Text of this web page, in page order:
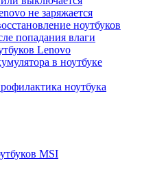
не заряжается
ноутбуков
попадания влаги
Lenovo
в ноутбуке
ноутбука
MSI